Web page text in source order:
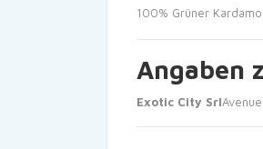
100% Grüner
Angaben
Exotic City Srl